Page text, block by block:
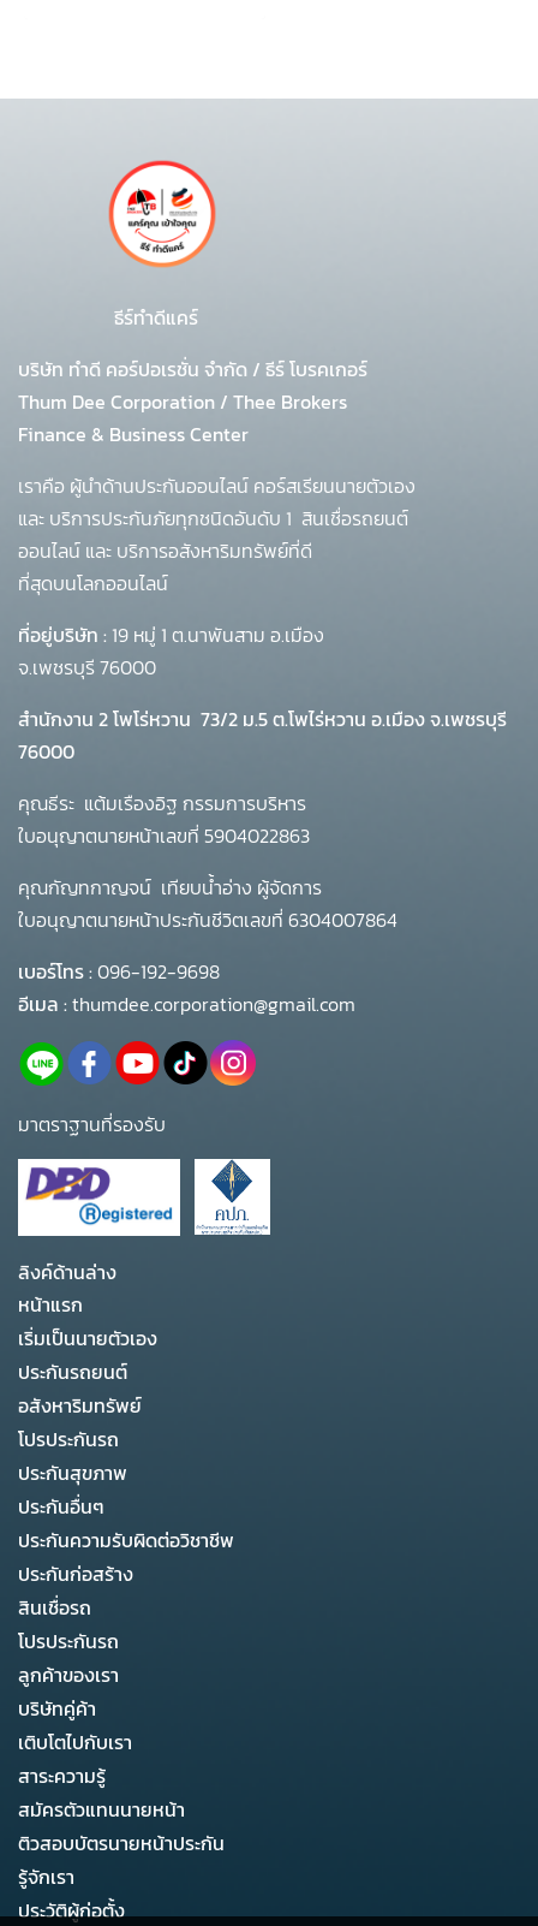
ธีร์ทำดีแคร์
บริษัท ทำดี คอร์ปอเรชั่น จำกัด / ธีร์ โบรคเกอร์
Thum Dee Corporation / Thee Brokers
Finance & Business Center
เราคือ ผู้นำด้านประกันออนไลน์ คอร์สเรียนนายตัวเอง
และ บริการประกันภัยทุกชนิดอันดับ 1 สินเชื่อรถยนต์
ออนไลน์ และ บริการอสังหาริมทรัพย์ที่ดี
ที่สุดบนโลกออนไลน์
ที่อยู่บริษัท : 19 หมู่ 1 ต.นาพันสาม อ.เมือง
จ.เพชรบุรี 76000
สำนักงาน 2 โพโร่หวาน 73/2 ม.5 ต.โพไร่หวาน อ.เมือง จ.เพชรบุรี
76000
คุณธีระ แต้มเรืองอิฐ กรรมการบริหาร
ใบอนุญาตนายหน้าเลขที่ 5904022863
คุณกัญทกาญจน์ เทียบน้ำอ่าง ผู้จัดการ
ใบอนุญาตนายหน้าประกันชีวิตเลขที่ 6304007864
เบอร์โทร :096-192-9698
อีเมล :thumdee.corporation@gmail.com
มาตราฐานที่รองรับ
ลิงค์ด้านล่าง
หน้าแรก
เริ่มเป็นนายตัวเอง
ประกันรถยนต์
อสังหาริมทรัพย์
โปรประกันรถ
ประกันสุขภาพ
ประกันอื่นๆ
ประกันความรับผิดต่อวิชาชีพ
ประกันก่อสร้าง
สินเชื่อรถ
โปรประกันรถ
ลูกค้าของเรา
บริษัทคู่ค้า
เติบโตไปกับเรา
สาระความรู้
สมัครตัวแทนนายหน้า
ติวสอบบัตรนายหน้าประกัน
รู้จักเรา
ประวัติผู้ก่อตั้ง